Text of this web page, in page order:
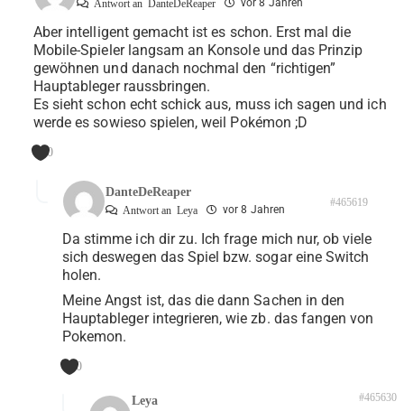
Antwort an DanteDeReaper
Aber intelligent gemacht ist es schon. Erst mal die
Mobile-Spieler langsam an Konsole und das Prinzip
gewöhnen und danach nochmal den “richtigen”
Hauptableger raussbringen.
Es sieht schon echt schick aus, muss ich sagen und ich
werde es sowieso spielen, weil Pokémon ;D
0
DanteDeReaper
Antwort an Leya vor 8 Jahren
#465619
Da stimme ich dir zu. Ich frage mich nur, ob viele
sich deswegen das Spiel bzw. sogar eine Switch
holen.
Meine Angst ist, das die dann Sachen in den
Hauptableger integrieren, wie zb. das fangen von
Pokemon.
0
Leya #465630